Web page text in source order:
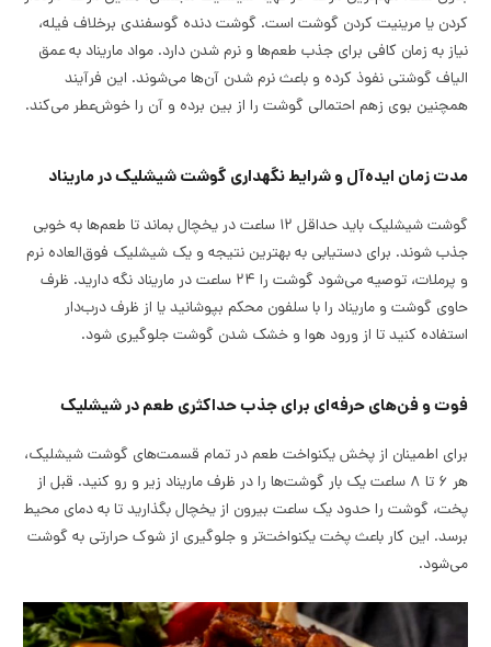
کردن یا مرینیت کردن گوشت است. گوشت دنده گوسفندی برخلاف فیله،
نیاز به زمان کافی برای جذب طعم‌ها و نرم شدن دارد. مواد ماریناد به عمق
الیاف گوشتی نفوذ کرده و باعث نرم شدن آن‌ها می‌شوند. این فرآیند
همچنین بوی زهم احتمالی گوشت را از بین برده و آن را خوش‌عطر می‌کند.
مدت زمان ایده‌آل و شرایط نگهداری گوشت شیشلیک در ماریناد
گوشت شیشلیک باید حداقل ۱۲ ساعت در یخچال بماند تا طعم‌ها به خوبی
جذب شوند. برای دستیابی به بهترین نتیجه و یک شیشلیک فوق‌العاده نرم
و پرملات، توصیه می‌شود گوشت را ۲۴ ساعت در ماریناد نگه دارید. ظرف
حاوی گوشت و ماریناد را با سلفون محکم بپوشانید یا از ظرف درب‌دار
استفاده کنید تا از ورود هوا و خشک شدن گوشت جلوگیری شود.
فوت و فن‌های حرفه‌ای برای جذب حداکثری طعم در شیشلیک
برای اطمینان از پخش یکنواخت طعم در تمام قسمت‌های گوشت شیشلیک،
هر ۶ تا ۸ ساعت یک بار گوشت‌ها را در ظرف ماریناد زیر و رو کنید. قبل از
پخت، گوشت را حدود یک ساعت بیرون از یخچال بگذارید تا به دمای محیط
برسد. این کار باعث پخت یکنواخت‌تر و جلوگیری از شوک حرارتی به گوشت
می‌شود.